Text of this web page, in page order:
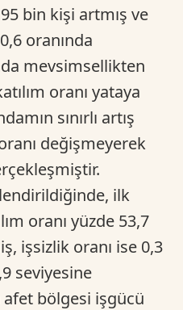
bin kişi artmış ve
oranında
mevsimsellikten
oranı yataya
sınırlı artış
değişmeyerek
ilk
oranı yüzde 53,7
işsizlik oranı ise 0,3
seviyesine
bölgesi işgücü